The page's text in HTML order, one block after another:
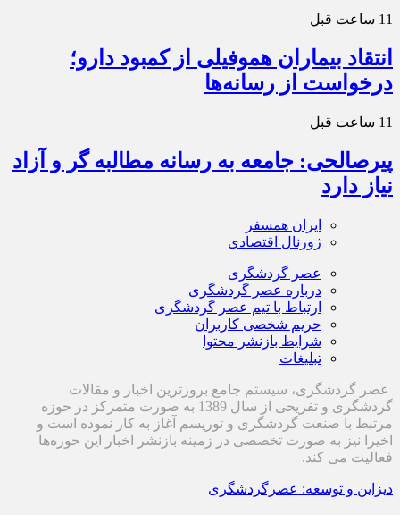
11 ساعت قبل
انتقاد بیماران هموفیلی از کمبود دارو؛
درخواست از رسانه‌ها
11 ساعت قبل
پیرصالحی: جامعه به رسانه مطالبه گر و آزاد
نیاز دارد
ایران همسفر
ژورنال اقتصادی
عصر گردشگری
درباره عصر گردشگری
ارتباط با تیم عصر گردشگری
حریم شخصی کاربران
شرایط بازنشر محتوا
تبلیغات
عصر گردشگری، سیستم جامع بروزترین اخبار و مقالات
گردشگری و تفریحی از سال 1389 به صورت متمرکز در حوزه
مرتبط با صنعت گردشگری و توریسم آغاز به کار نموده است و
اخیرا نیز به صورت تخصصی در زمینه بازنشر اخبار این حوزه‌ها
فعالیت می کند.
دیزاین و توسعه: عصرگردشگری